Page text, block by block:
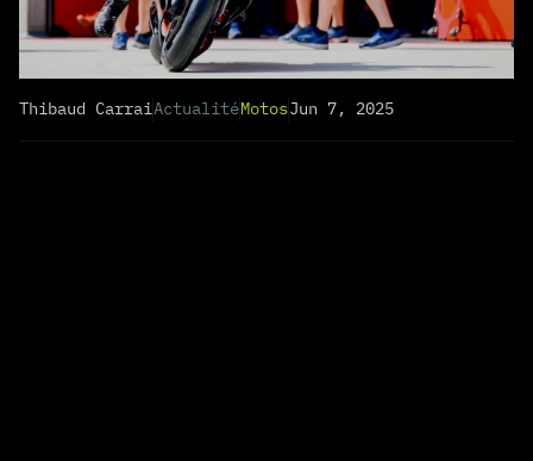
Thibaud CarraiActualitéMotosJun 7, 2025